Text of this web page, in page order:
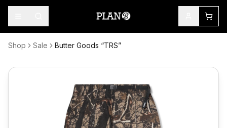
Shop Sale Butter Goods “TRS”